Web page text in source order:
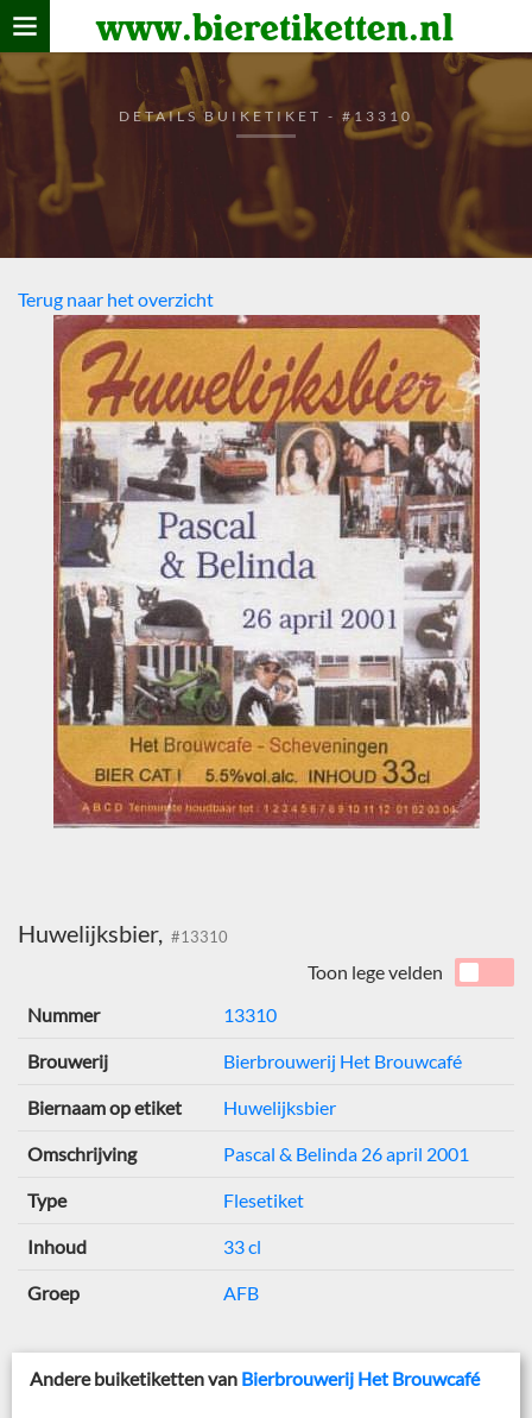
www.bieretiketten.nl
Home
verzamelen
De bierkaart
Bezoekers
DETAILS BUIKETIKET - #13310
Terug naar het overzicht
Huwelijksbier, #13310
Toon lege velden
Nummer
13310
Brouwerij Bierbrouwerij Het Brouwcafé
Biernaam op etiket Huwelijksbier
Omschrijving Pascal & Belinda 26 april 2001
Type Flesetiket
Inhoud 33 cl
Groep AFB
Andere buiketiketten van Bierbrouwerij Het Brouwcafé